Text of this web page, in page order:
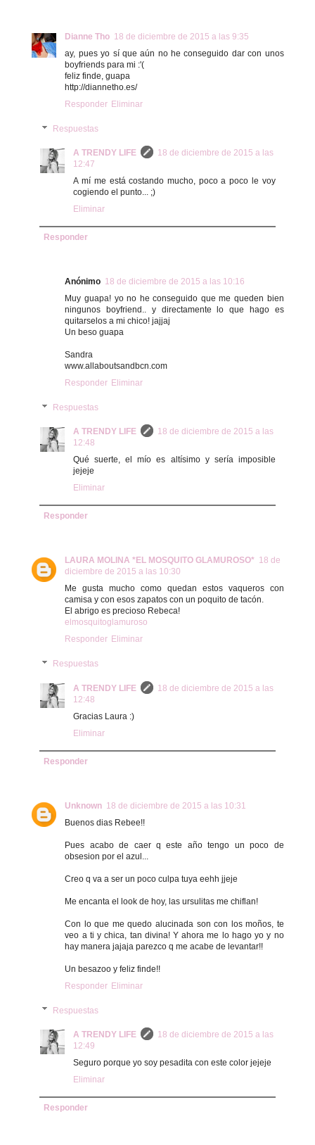
Dianne Tho 18 de diciembre de 2015 a las 9:35
ay, pues yo sí que aún no he conseguido dar con unos
boyfriends para mi :'(
feliz finde, guapa
http://diannetho.es/
Responder Eliminar
Respuestas
A TRENDY LIFE
18 de diciembre de 2015 a las
12:47
A mí me está costando mucho, poco a poco le voy
cogiendo el punto... ;)
Eliminar
Responder
Anónimo 18 de diciembre de 2015 a las 10:16
Muy guapa! yo no he conseguido que me queden bien
ningunos boyfriend.. y directamente lo que hago es
quitarselos a mi chico! jajjaj
Un beso guapa
Sandra
www.allaboutsandbcn.com
Responder Eliminar
Respuestas
A TRENDY LIFE
18 de diciembre de 2015 a las
12:48
Qué suerte, el mío es altísimo y sería imposible
jejeje
Eliminar
Responder
LAURA MOLINA *EL MOSQUITO GLAMUROSO* 18 de
diciembre de 2015 a las 10:30
Me gusta mucho como quedan estos vaqueros con
camisa y con esos zapatos con un poquito de tacón.
El abrigo es precioso Rebeca!
elmosquitoglamuroso
Responder Eliminar
Respuestas
A TRENDY LIFE
18 de diciembre de 2015 a las
12:48
Gracias Laura :)
Eliminar
Responder
Unknown 18 de diciembre de 2015 a las 10:31
Buenos dias Rebee!!
Pues acabo de caer q este año tengo un poco de
obsesion por el azul...
Creo q va a ser un poco culpa tuya eehh jjeje
Me encanta el look de hoy, las ursulitas me chiflan!
Con lo que me quedo alucinada son con los moños, te
veo a ti y chica, tan divina! Y ahora me lo hago yo y no
hay manera jajaja parezco q me acabe de levantar!!
Un besazoo y feliz finde!!
Responder Eliminar
Respuestas
A TRENDY LIFE
18 de diciembre de 2015 a las
12:49
Seguro porque yo soy pesadita con este color jejeje
Eliminar
Responder